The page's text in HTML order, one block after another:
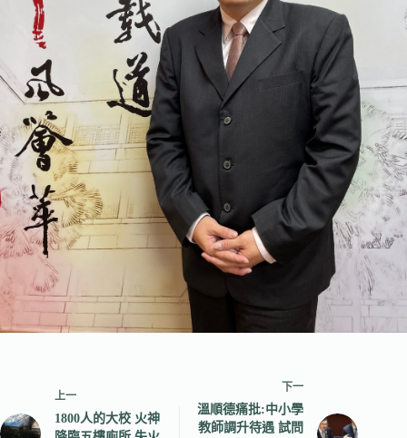
上一
1800人的大校 火神
下一
溫順德痛批:中小學
教師調升待遇 試問